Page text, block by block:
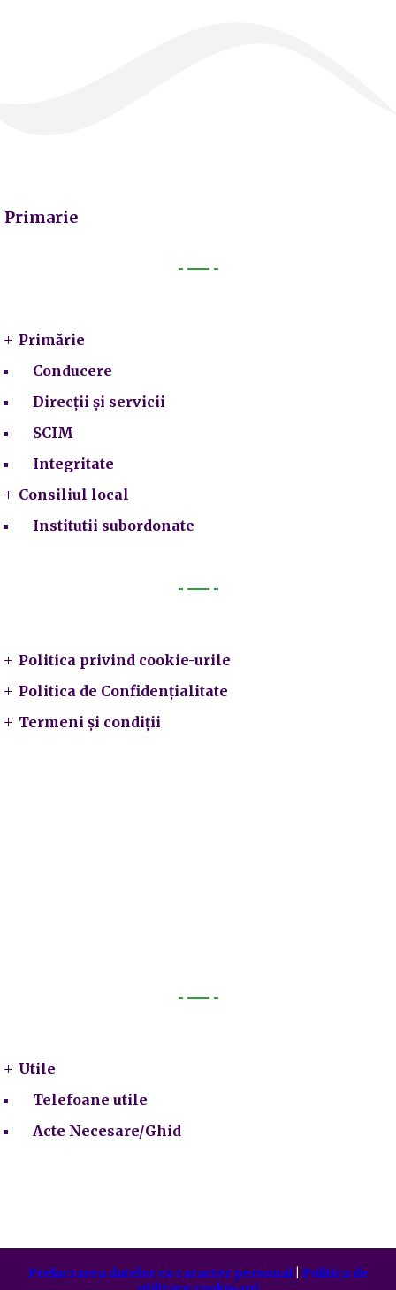
Primarie
Primărie
Conducere
Direcții și servicii
SCIM
Integritate
Consiliul local
Institutii subordonate
Politica privind cookie-urile
Politica de Confidențialitate
Termeni și condiții
Utile
Telefoane utile
Acte Necesare/Ghid
Prelucrarea datelor cu caracter personal| Politica de